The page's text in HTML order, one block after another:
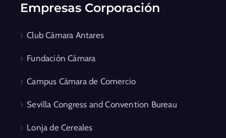
Empresas Corporación
Club Cámara Antares
Fundación Cámara
Campus Cámara de Comercio
Sevilla Congress and Convention Bureau
Lonja de Cereales